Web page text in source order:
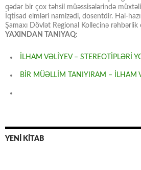
qədər bir çox təhsil müəssisələrində
İqtisad elmləri namizədi, dosentdir. Hal-
Şamaxı Dövlət Regional Kollecinə rəhbərlik
YAXINDAN TANIYAQ:
İLHAM VƏLİYEV – STEREOTİPLƏRİ
BİR MÜƏLLİM TANIYIRAM – İLHAM
YENİ KİTAB